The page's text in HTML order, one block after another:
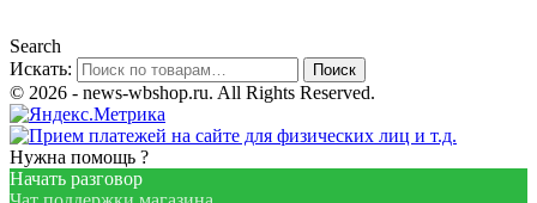
Search
Искать:
Поиск
© 2026 - news-wbshop.ru. All Rights Reserved.
Нужна помощь ?
Начать разговор